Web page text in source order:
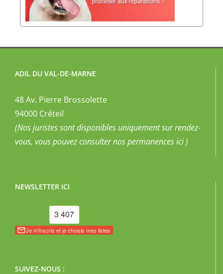
ADIL DU VAL-DE-MARNE
48 Av. Pierre Brossolette
94000 Créteil
(Nos juristes sont disponibles uniquement sur rendez-
vous, vous pouvezconsulter nos permanences ici )
NEWSLETTER ICI
SUIVEZ-NOUS :